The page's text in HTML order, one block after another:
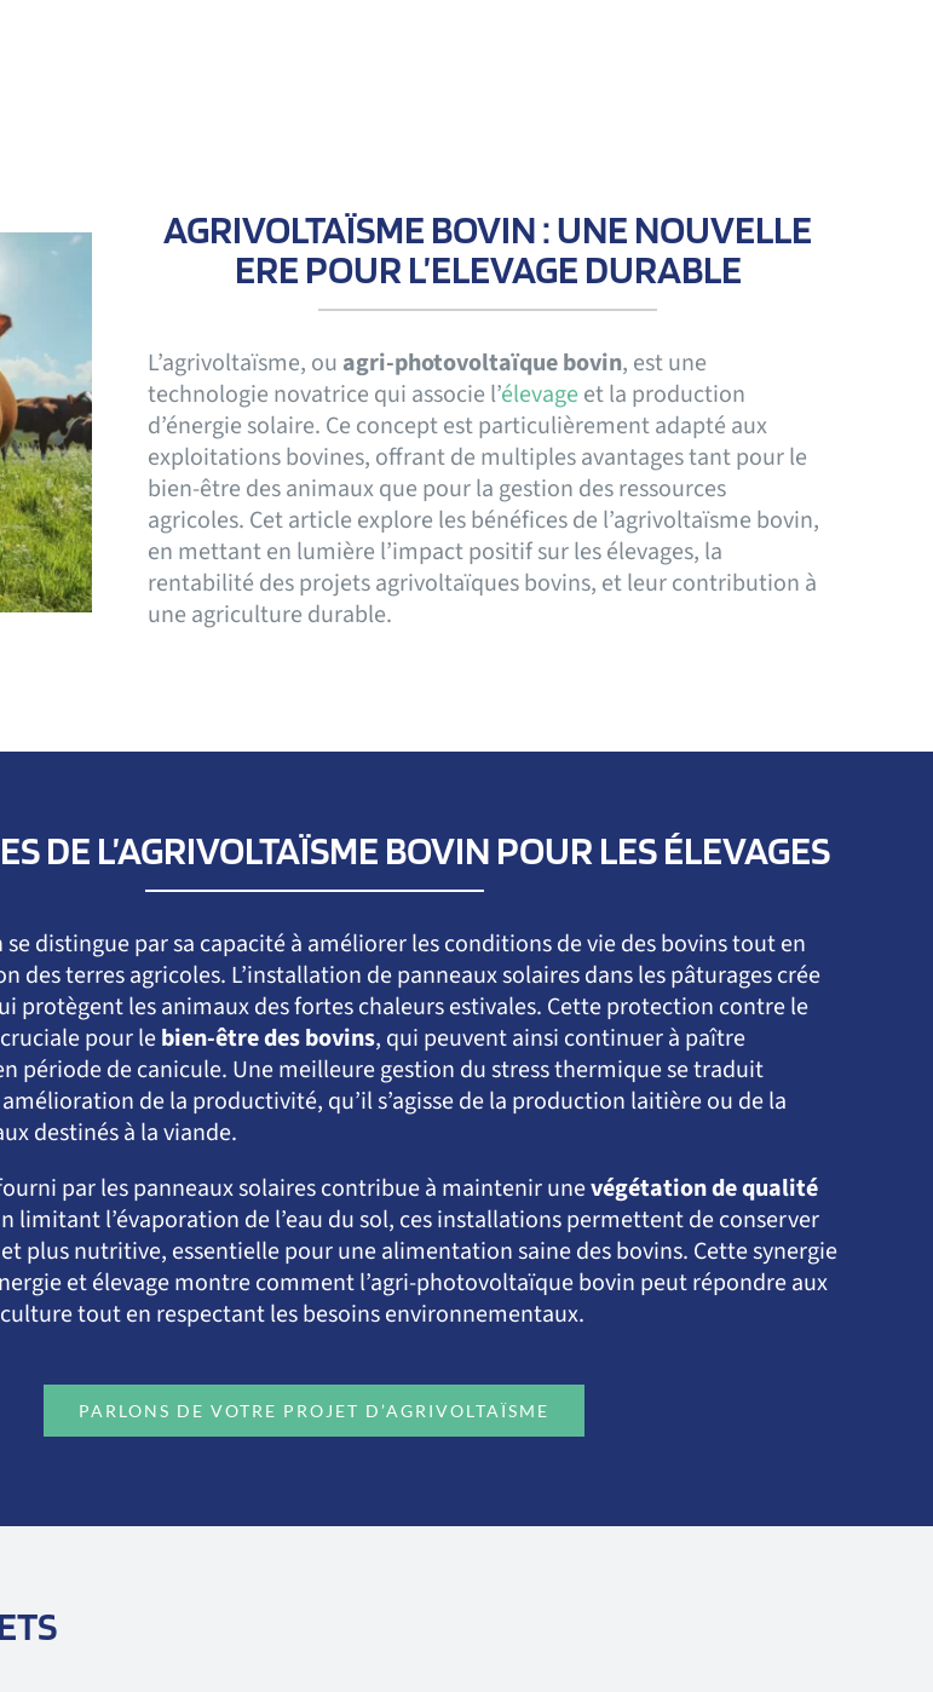
AGRIVOLTAÏSME BOVIN : UNE NOUVELLE
ERE POUR L’ELEVAGE DURABLE
L’agrivoltaïsme, ou agri-photovoltaïque bovin, est une
technologie novatrice qui associe l’élevageet la production
d’énergie solaire. Ce concept est particulièrement adapté aux
exploitations bovines, offrant de multiples avantages tant pour le
bien-être des animaux que pour la gestion des ressources
agricoles. Cet article explore les bénéfices de l’agrivoltaïsme bovin,
en mettant en lumière l’impact positif sur les élevages, la
rentabilité des projets agrivoltaïques bovins, et leur contribution à
une agriculture durable.
DE L’AGRIVOLTAÏSME BOVIN POUR LES ÉLEVAGES
se distingue par sa capacité à améliorer les conditions de vie des bovins tout en
des terres agricoles. L’installation de panneaux solaires dans les pâturages crée
protègent les animaux des fortes chaleurs estivales. Cette protection contre le
pour lebien-être des bovins, qui peuvent ainsi continuer à paître
période de canicule. Une meilleure gestion du stress thermique se traduit
de la productivité, qu’il s’agisse de la production laitière ou de la
destinés à la viande.
par les panneaux solaires contribue à maintenir unevégétation de qualité
limitant l’évaporation de l’eau du sol, ces installations permettent de conserver
plus nutritive, essentielle pour une alimentation saine des bovins. Cette synergie
et élevage montre comment l’agri-photovoltaïque bovin peut répondre aux
tout en respectant les besoins environnementaux.
PARLONS DE VOTRE PROJET D’AGRIVOLTAÏSME